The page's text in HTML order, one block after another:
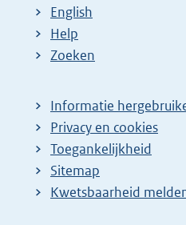
English
Help
Zoeken
Informatie
Privacy en cookies
Toegankelijkheid
Sitemap
E
Kwetsbaarheid